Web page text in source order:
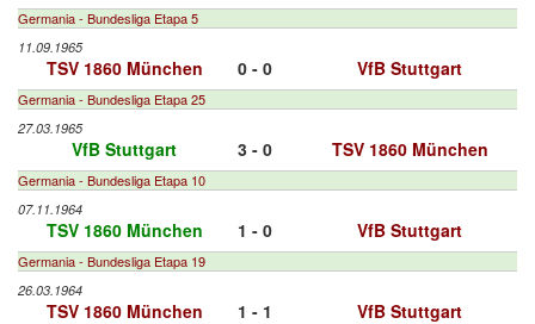
Germania - Bundesliga Etapa 5
11.09.1965
TSV 1860 München 0 - 0 VfB Stuttgart
Germania - Bundesliga Etapa 25
27.03.1965
VfB Stuttgart 3 - 0 TSV 1860 München
Germania - Bundesliga Etapa 10
07.11.1964
TSV 1860 München 1 - 0 VfB Stuttgart
Germania - Bundesliga Etapa 19
26.03.1964
TSV 1860 München 1 - 1 VfB Stuttgart